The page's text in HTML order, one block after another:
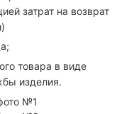
затрат на возврат
товара в виде
изделия.